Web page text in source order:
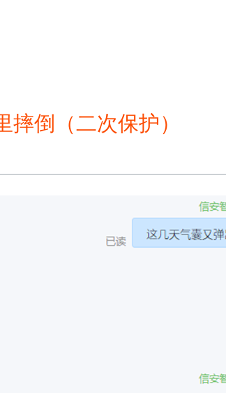
摔倒（二次保护）